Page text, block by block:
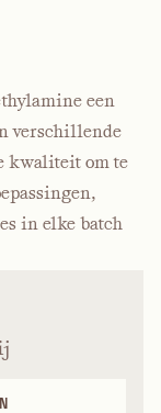
een
verschillende
kwaliteit om te
in elke batch